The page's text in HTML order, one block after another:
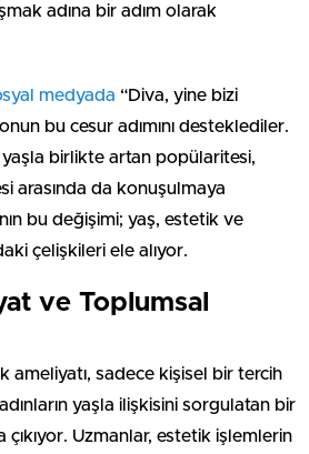
adına bir adım olarak
medyada “Diva, yine bizi
bu cesur adımını desteklediler.
birlikte artan popülaritesi,
arasında da konuşulmaya
bu değişimi; yaş, estetik ve
çelişkileri ele alıyor.
ve Toplumsal
ameliyatı, sadece kişisel bir tercih
yaşla ilişkisini sorgulatan bir
Uzmanlar, estetik işlemlerin